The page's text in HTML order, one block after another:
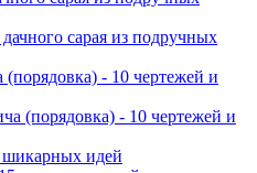
(порядовка) - 10 чертежей и
шикарных идей